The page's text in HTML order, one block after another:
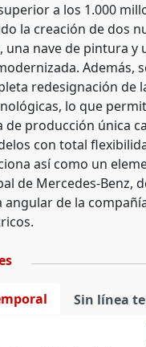
a los 1.000
la creación de dos
nave de pintura y
Además,
redesignación de
lo que
de producción única
con total
así como un
de Mercedes-Benz,
angular de la
Sin línea